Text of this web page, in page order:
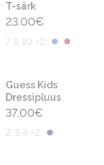
T-särk
23.00€
7 8 10 +2
Guess Kids
Dressipluus
37.00€
2 3 4 +2